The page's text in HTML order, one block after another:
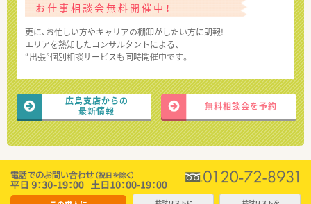
お仕事相談会無料開催中！
更に、お忙しい方やキャリアの棚卸がしたい方に朗報!
エリアを熟知したコンサルタントによる、
“出張”個別相談サービスも同時開催中です。
広島支店からの
最新情報
無料相談会を予約